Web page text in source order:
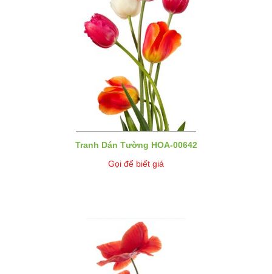
Tranh Dán Tường HOA-00642
Gọi để biết giá